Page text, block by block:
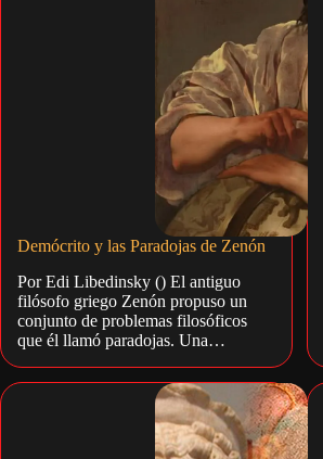
Demócrito y las Paradojas de Zenón
Por Edi Libedinsky () El antiguo
filósofo griego Zenón propuso un
conjunto de problemas filosóficos
que él llamó paradojas. Una…